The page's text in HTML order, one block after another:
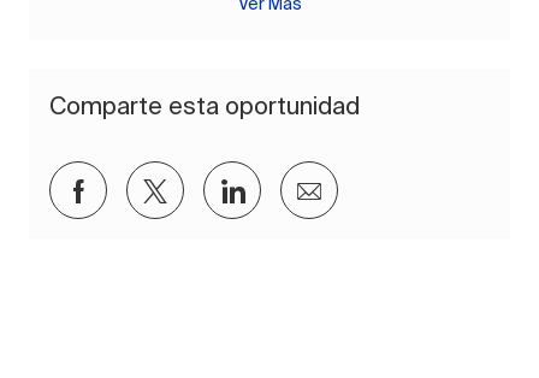
Comparte esta oportunidad
Compartir a través de Facebook
Compartir a través de twitter
Compartir a través de
Compartir por